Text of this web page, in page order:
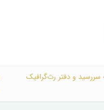
سررسید و دفتر رث‌گرافیک